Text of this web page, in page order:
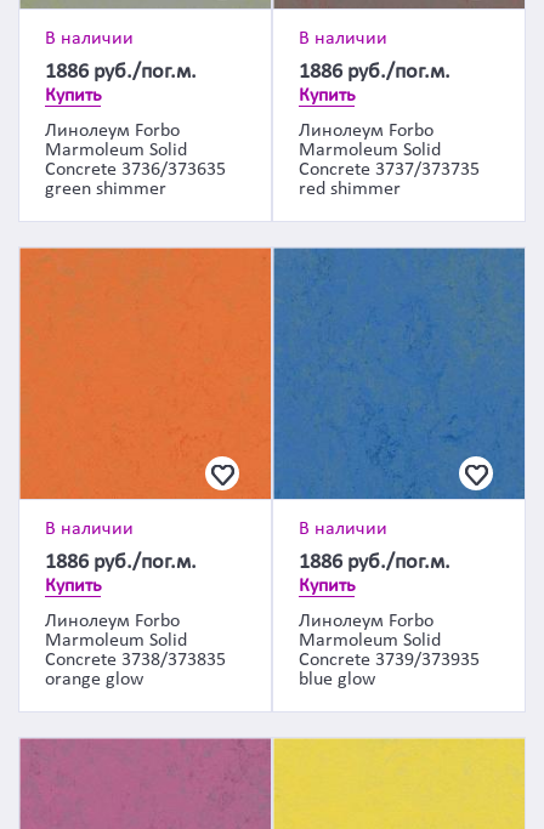
В наличии
1886 руб./пог.м.
Купить
Линолеум Forbo
Marmoleum Solid
Concrete 3736/373635
green shimmer
В наличии
1886 руб./пог.м.
Купить
Линолеум Forbo
Marmoleum Solid
Concrete 3737/373735
red shimmer
В наличии
1886 руб./пог.м.
Купить
Линолеум Forbo
Marmoleum Solid
Concrete 3738/373835
orange glow
В наличии
1886 руб./пог.м.
Купить
Линолеум Forbo
Marmoleum Solid
Concrete 3739/373935
blue glow